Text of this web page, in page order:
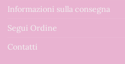
Informazioni sulla consegna
Segui Ordine
Contatti